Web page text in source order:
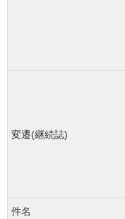
変遷(継続誌)
件名